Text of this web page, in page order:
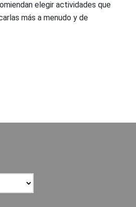
elegir actividades que
más a menudo y de